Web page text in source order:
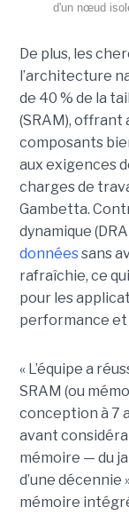
d'un nœud
De plus, les
l’architecture
de 40 % de la
(SRAM), offrant
composants
aux exigences
charges de
Gambetta.
dynamique
donnéessans
rafraîchie, ce
pour les
performance
« L’équipe a
SRAM (ou
conception à 7
avant
mémoire — du
d’une décennie
mémoire